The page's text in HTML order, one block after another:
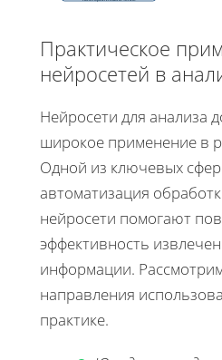
Практическое
нейросетей в
Нейросети для анализа
широкое применение в
Одной из ключевых сфер
автоматизация
нейросети помогают
эффективность
информации.
направления
практике.